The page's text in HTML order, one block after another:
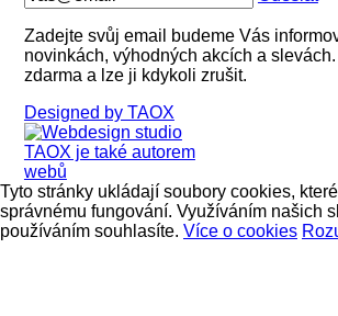
Zadejte svůj email budeme Vás
novinkách, výhodných akcích a
zdarma a lze ji kdykoli zrušit.
Designed by TAOX
Tyto stránky ukládají soubory cookies,
správnému fungování. Využíváním našich
používáním souhlasíte. Více o cookies